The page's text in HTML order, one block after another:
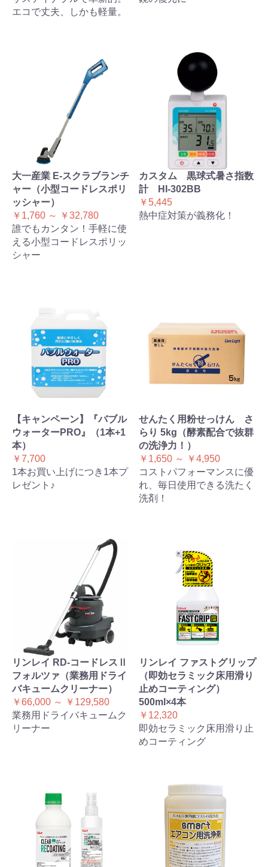
エコで丈夫、しかも軽量。
大一産業 E-スクラブランチ
ャー（小型コードレスポリ
ッシャー）
￥1,760 ～ ￥32,780
誰でもカンタン！手軽に使
える小型コードレスポリッ
シャー
カスタム 黒球式暑さ指数
計 HI-302BB
￥5,445
熱中症対策が義務化！
【キャンペーン】『バブル
ウォーターPRO』（1本+1
本）
￥7,700
1本お買い上げにつき1本プ
レゼント♪
せんたく用粉せっけん さ
らり 5kg（酵素配合で抜群
の洗浄力！）
￥1,650 ～ ￥4,950
コストパフォーマンスに優
れ、毎日使用できる洗たく
洗剤！
リンレイ RD-コードレスⅡ
フォルツァ（業務用ドライ
バキュームクリーナー）
￥66,000 ～ ￥129,580
業務用ドライバキュームク
リーナー
リンレイ ファストグリップ
（即効セラミック床用滑り
止めコーティング）
500ml×4本
￥12,320
即効セラミック床用滑り止
めコーティング